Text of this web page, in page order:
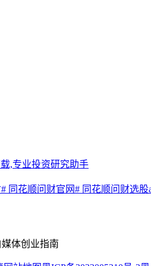
,专业投资研究助手
# 同花顺问财官网# 同花顺问财选股
体创业指南